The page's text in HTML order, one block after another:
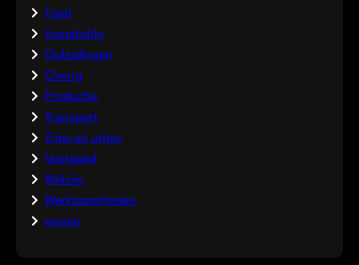
Food
Hospitality
Opleidingen
Overig
Productie
Transport
Trips en uitjes
Vastgoed
Welzijn
Werkzaamheden
wonen